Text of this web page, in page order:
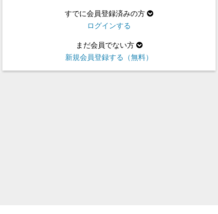
すでに会員登録済みの方
ログインする
まだ会員でない方
新規会員登録する（無料）